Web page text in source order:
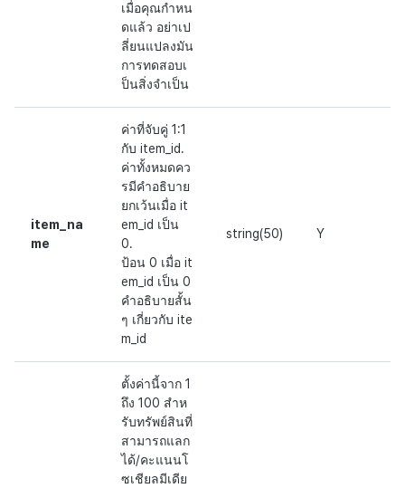
เมื่อคุณกำหน
ดแล้ว อย่าเป
ลี่ยนแปลงมัน
การทดสอบเ
ป็นสิ่งจำเป็น
item_na
me
ค่าที่จับคู่ 1:1
กับ item_id.
ค่าทั้งหมดคว
รมีคำอธิบาย
ยกเว้นเมื่อ it
em_id เป็น
0.
ป้อน 0 เมื่อ it
em_id เป็น 0
คำอธิบายสั้น
ๆ เกี่ยวกับ ite
m_id
string(50) Y
ตั้งค่านี้จาก 1
ถึง 100 สำห
รับทรัพย์สินที่
สามารถแลก
ได้/คะแนนโ
ซเชียลมีเดีย